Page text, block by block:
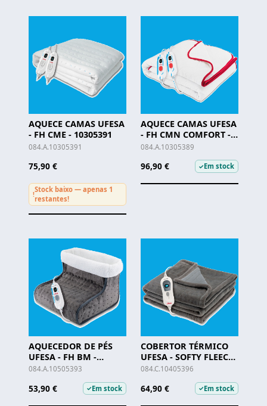
AQUECE CAMAS UFESA
- FH CME - 10305391
084.A.10305391
75,90 €
!
Stock baixo — apenas 1
restantes!
AQUECE CAMAS UFESA
- FH CMN COMFORT -
10305389
084.A.10305389
96,90 € ✓Em stock
AQUECEDOR DE PÉS
UFESA - FH BM -
10505393
084.A.10505393
53,90 € ✓Em stock
COBERTOR TÉRMICO
UFESA - SOFTY FLEECE -
10405396
084.C.10405396
64,90 € ✓Em stock